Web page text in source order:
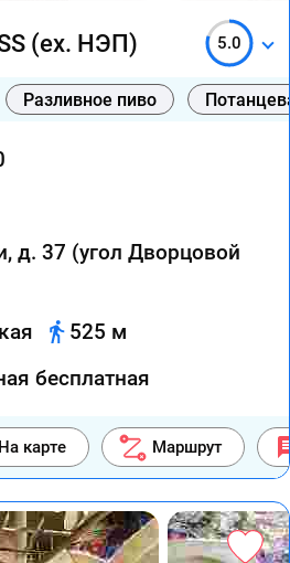
(ex. НЭП) 5.0
Разливное пиво
д. 37 (угол Дворцовой
525 м
бесплатная
На карте Маршрут